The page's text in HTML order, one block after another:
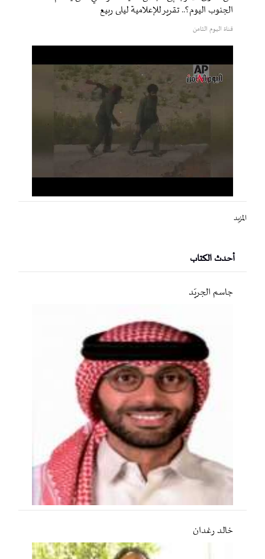
الجنوب اليوم؟.. تقرير للإعلامية ليلى ربيع
قناة اليوم الثامن
المزيد
أحدث الكتاب
جاسم الجريّد
خالد رغدان